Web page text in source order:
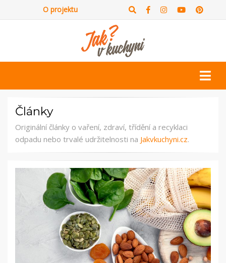
O projektu
Články
Originální články o vaření, zdraví, třídění a recyklaci
odpadu nebo trvalé udržitelnosti na Jakvkuchyni.cz.